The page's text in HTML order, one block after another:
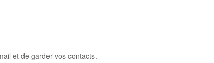
et de garder vos contacts.